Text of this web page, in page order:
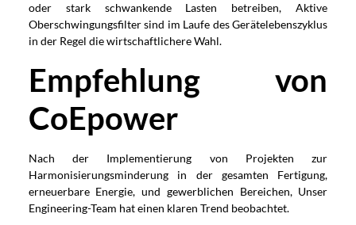
oder stark schwankende Lasten betreiben, Aktive
Oberschwingungsfilter sind im Laufe des Gerätelebenszyklus
in der Regel die wirtschaftlichere Wahl.
Empfehlung von
CoEpower
Nach der Implementierung von Projekten zur
Harmonisierungsminderung in der gesamten Fertigung,
erneuerbare Energie, und gewerblichen Bereichen, Unser
Engineering-Team hat einen klaren Trend beobachtet.